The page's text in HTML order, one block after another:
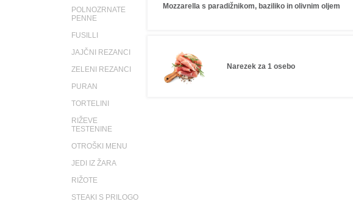
POLNOZRNATE
PENNE
FUSILLI
JAJČNI REZANCI
ZELENI REZANCI
PURAN
TORTELINI
RIŽEVE
TESTENINE
OTROŠKI MENU
JEDI IZ ŽARA
RIŽOTE
STEAKI S PRILOGO
Mozzarella s paradižnikom, baziliko in olivnim oljem
Narezek za 1 osebo